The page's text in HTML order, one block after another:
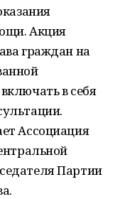
Акция
граждан на
в себя
Ассоциация
Партии